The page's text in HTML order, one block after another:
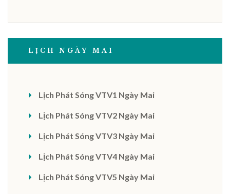
LỊCH NGÀY MAI
Lịch Phát Sóng VTV1 Ngày Mai
Lịch Phát Sóng VTV2 Ngày Mai
Lịch Phát Sóng VTV3 Ngày Mai
Lịch Phát Sóng VTV4 Ngày Mai
Lịch Phát Sóng VTV5 Ngày Mai